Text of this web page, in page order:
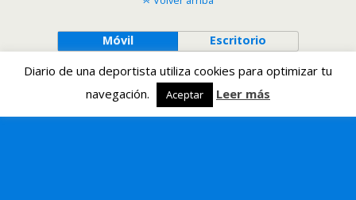
Móvil Escritorio
Diario de una deportista utiliza cookies para optimizar tu
navegación.
Aceptar Leer más